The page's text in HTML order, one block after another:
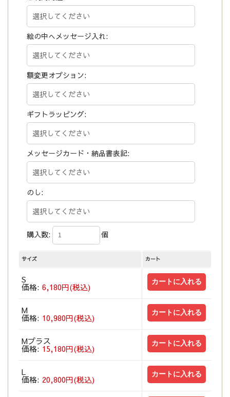
絵の中へメッセージ入れ:
額変更オプション:
ギフトラッピング:
メッセージカード・納品書表記:
のし:
購入数: 個
サイズ カート
S
価格: 6,180円(税込)
M
価格: 10,980円(税込)
Mプラス
価格: 15,180円(税込)
L
価格: 20,800円(税込)